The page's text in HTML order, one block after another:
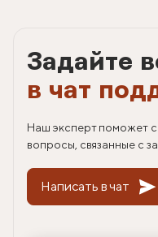
Задайте
в чат
Наш эксперт поможет
вопросы, связанные с
Написать в чат